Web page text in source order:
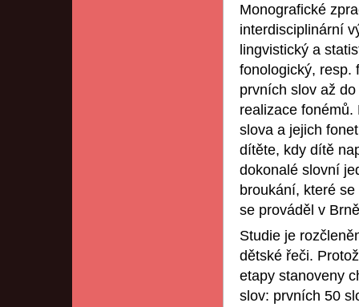
Monografické
interdisciplinární
lingvistický a
fonologický, resp.
prvních slov až
realizace fonémů.
slova a jejich
dítěte, kdy dítě
dokonalé slovní
broukání, které
se prováděl v
Studie je
dětské řeči.
etapy stanoveny
slov: prvních 50